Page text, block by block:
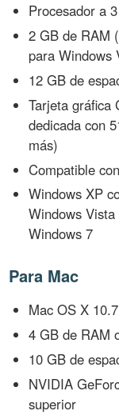
Procesador a
2 GB de RAM
para Windows
12 GB de
Tarjeta gráfica
dedicada con
más)
Compatible
Windows XP
Windows
Windows 7
Para Mac
Mac OS X
4 GB de RAM
10 GB de
NVIDIA
superior